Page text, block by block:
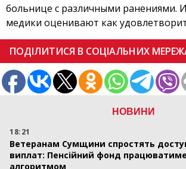
НОВИНИ
18:21
Ветеранам Сумщини спростять
виплат: Пенсійний фонд
алгоритмом
больнице с различными ранениями.
медики оценивают как
ПОДІЛИТИСЯ В СОЦІАЛЬНИХ